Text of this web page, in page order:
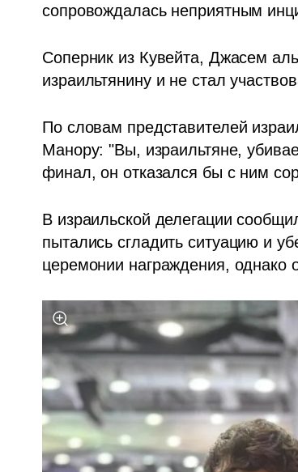
сопровождалась неприятным
Соперник из Кувейта, Джасем
израильтянину и не стал
По словам представителей
Манору: "Вы, израильтяне,
финал, он отказался бы с ним
В израильской делегации
пытались сгладить ситуацию и
церемонии награждения, однако